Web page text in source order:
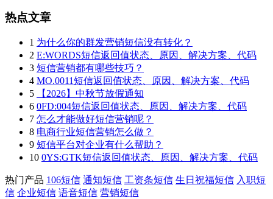
热点文章
1 为什么你的群发营销短信没有转化？
2 E:WORDS短信返回值状态、原因、解决方案、代码
3 短信营销都有哪些技巧？
4 MO.0011短信返回值状态、原因、解决方案、代码
5
【2026】中秋节放假通知
6 0FD:004短信返回值状态、原因、解决方案、代码
7 怎么才能做好短信营销呢？
8 电商行业短信营销怎么做？
9 短信平台对企业有什么帮助？
10 0YS:GTK短信返回值状态、原因、解决方案、代码
热门产品 106短信 通知短信 工资条短信 生日祝福短信 入职短
信 企业短信 语音短信 营销短信